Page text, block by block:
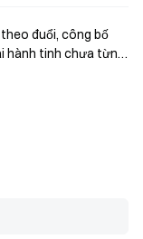
đuổi, công bố
hành tinh chưa từng